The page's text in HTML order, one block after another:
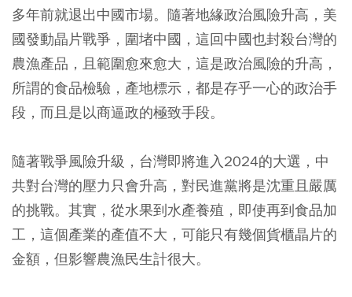
多年前就退出中國市場。隨著地緣政治風險升高，美
國發動晶片戰爭，圍堵中國，這回中國也封殺台灣的
農漁產品，且範圍愈來愈大，這是政治風險的升高，
所謂的食品檢驗，產地標示，都是存乎一心的政治手
段，而且是以商逼政的極致手段。
隨著戰爭風險升級，台灣即將進入2024的大選，中
共對台灣的壓力只會升高，對民進黨將是沈重且嚴厲
的挑戰。其實，從水果到水產養殖，即使再到食品加
工，這個產業的產值不大，可能只有幾個貨櫃晶片的
金額，但影響農漁民生計很大。